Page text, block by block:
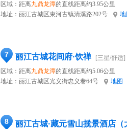
区域：距离九鼎龙潭的直线距离约3.95公里
地址： 丽江古城区束河古镇清溪路202号
7 丽江古城花间府·饮禅
[三星/舒适]
区域：距离九鼎龙潭的直线距离约5.06公里
地址： 丽江古城区光义街忠义巷64号 地图
8 丽江古城·藏元雪山揽景酒店（